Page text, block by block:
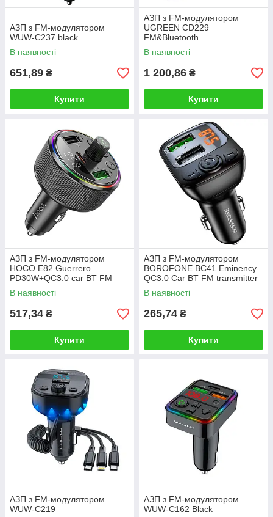
АЗП з FM-модулятором
WUW-C237 black
В наявності
651,89 ₴
Купити
АЗП з FM-модулятором
UGREEN CD229
FM&Bluetooth
Transmitter&Car Charger + TF
Slot Black
В наявності
1 200,86 ₴
Купити
АЗП з FM-модулятором
HOCO E82 Guerrero
PD30W+QC3.0 car BT FM
transmitter Black
В наявності
517,34 ₴
Купити
АЗП з FM-модулятором
BOROFONE BC41 Eminency
QC3.0 Car BT FM transmitter
18W Black 8525500090
В наявності
265,74 ₴
Купити
АЗП з FM-модулятором
WUW-C219
АЗП з FM-модулятором
WUW-C162 Black